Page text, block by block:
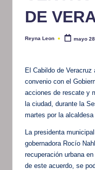
DE
Publicado
Reyna Leon mayo
El Cabildo de
convenio con el
acciones de rescate y
la ciudad, durante la
martes por la
La presidenta
gobernadora Rocío
recuperación urbana
de este acuerdo, se